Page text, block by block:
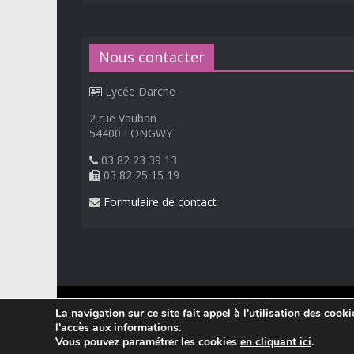
Nous contacter
Lycée Darche
2 rue Vauban
54400 LONGWY
03 82 23 39 13
03 82 25 15 19
Formulaire de contact
© 2026Lycée Professionnel Darche, Longwy.
Réalisation Frédéric AMELLA. Consultez les
La navigation sur ce site fait appel à l'utilisation des
l'accès aux informations.
Vous pouvez paramétrer les cookies en cliquant ici.